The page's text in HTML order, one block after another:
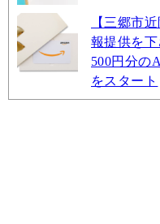
【三郷市
報提供を
500円分の
をスタート